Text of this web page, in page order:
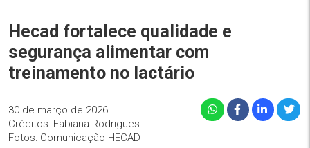
Hecad fortalece qualidade e
segurança alimentar com
treinamento no lactário
30 de março de 2026
Créditos: Fabiana Rodrigues
Fotos: Comunicação HECAD